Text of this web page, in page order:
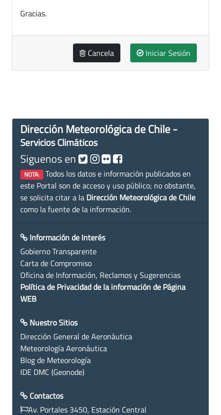
Gracias.
Cancela Iniciar Sesión
Dirección Meteorológica de Chile -
Servicios Climáticos
Siguenos en
NOTA: Todos los datos e información publicados en
este Portal son de acceso y uso público; no obstante,
se solicita citar a la Dirección Meteorológica de Chile
como la fuente de la información.
Información de Interés
Gobierno Transparente
Carta de Compromiso
Oficina de Información, Reclamos y Sugerencias
Política de Privacidad de la información de Página
WEB
Nuestro Sitios
Dirección General de Aeronáutica
Meteorología Aeronáutica
Blog de Meteorología
IDE DMC (Geonode)
Contactos
Av. Portales 3450, Estación Central